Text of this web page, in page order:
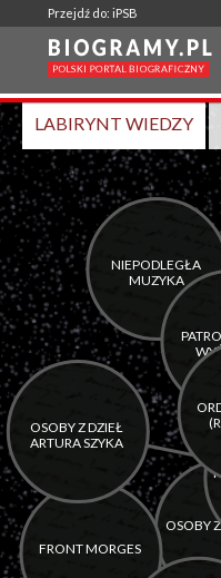
Przejdź do: iPSB
LABIRYNT WIEDZY
-|
Wspólne aktywności: